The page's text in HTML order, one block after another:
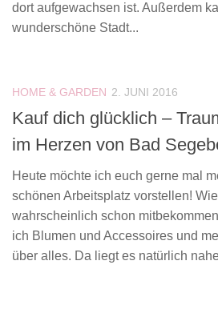
dort aufgewachsen ist. Außerdem
wunderschöne Stadt...
HOME & GARDEN 2. JUNI 2016
Kauf dich glücklich –
im Herzen von Bad
Heute möchte ich euch gerne mal
schönen Arbeitsplatz vorstellen!
wahrscheinlich schon
ich Blumen und Accessoires und
über alles. Da liegt es natürlich